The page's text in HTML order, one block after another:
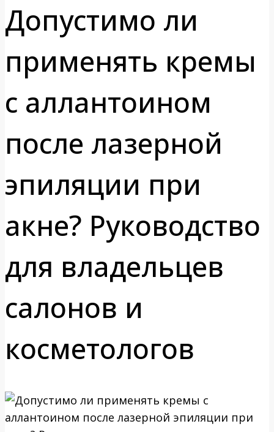
Допустимо ли
применять кремы
с аллантоином
после лазерной
эпиляции при
акне? Руководство
для владельцев
салонов и
косметологов